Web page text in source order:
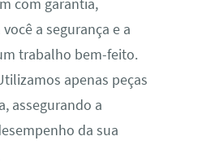
com garantia,
a segurança e a
trabalho bem-feito.
apenas peças
assegurando a
da sua